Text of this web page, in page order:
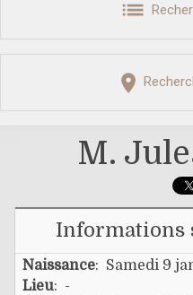
M.
Informations
Naissance: Samedi 9
Lieu: -